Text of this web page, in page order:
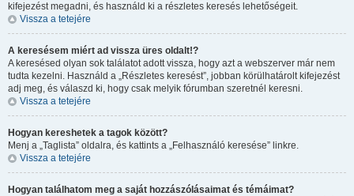
kifejezést megadni, és használd ki a részletes keresés lehetőségeit.
Vissza a tetejére
A keresésem miért ad vissza üres oldalt!?
A keresésed olyan sok találatot adott vissza, hogy azt a webszerver már nem
tudta kezelni. Használd a „Részletes keresést”, jobban körülhatárolt kifejezést
adj meg, és válaszd ki, hogy csak melyik fórumban szeretnél keresni.
Vissza a tetejére
Hogyan kereshetek a tagok között?
Menj a „Taglista” oldalra, és kattints a „Felhasználó keresése” linkre.
Vissza a tetejére
Hogyan találhatom meg a saját hozzászólásaimat és témáimat?